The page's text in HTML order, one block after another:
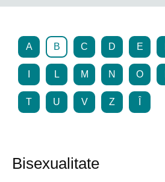
A B C D E
L M N O
T U V Z
Bisexualitate